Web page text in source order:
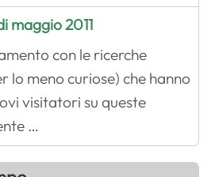
maggio 2011
con le ricerche
lo meno curiose) che hanno
visitatori su queste
…